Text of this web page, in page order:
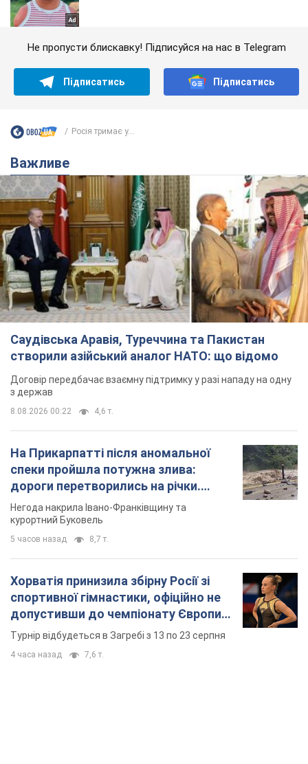
Не пропусти блискавку! Підписуйся на нас в Telegram
Підписатись Підписатись
Росія тримає у...
Важливе
Саудівська Аравія, Туреччина та Пакистан
створили азійський аналог НАТО: що відомо
Договір передбачає взаємну підтримку у разі нападу на одну
з держав
8.08.2026 00:22 4,6 т.
На Прикарпатті після аномальної
спеки пройшла потужна злива:
дороги перетворились на річки.
Відео
Негода накрила Івано-Франківщину та
курортний Буковель
5 часов назад 8,7 т.
Хорватія принизила збірну Росії зі
спортивної гімнастики, офіційно не
допустивши до чемпіонату Європи
основних спортсменів
Турнір відбудеться в Загребі з 13 по 23 серпня
4 часа назад 7,6 т.